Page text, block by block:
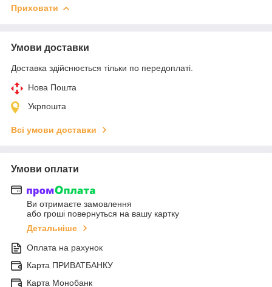
Приховати
Умови доставки
Доставка здійснюється тільки по передоплаті.
Нова Пошта
Укрпошта
Всі умови доставки
Умови оплати
Ви отримаєте замовлення
або гроші повернуться на вашу картку
Детальніше
Оплата на рахунок
Карта ПРИВАТБАНКУ
Карта Монобанк